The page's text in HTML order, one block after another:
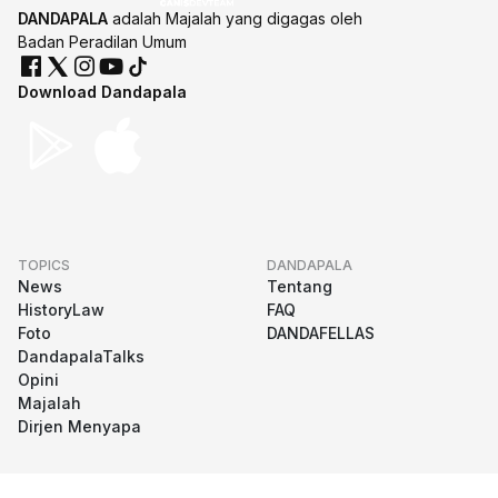
DANDAPALA adalah Majalah yang digagas oleh
Badan Peradilan Umum
Download Dandapala
TOPICS
News
HistoryLaw
Foto
DandapalaTalks
Opini
Majalah
Dirjen Menyapa
DANDAPALA
Tentang
FAQ
DANDAFELLAS